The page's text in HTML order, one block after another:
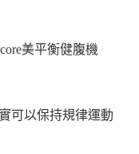
可以保持規律運動